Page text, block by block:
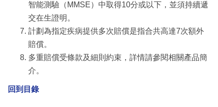
智能測驗（MMSE）中取得10分或以下，並須持續遞
交在生證明。
計劃為指定疾病提供多次賠償是指合共高達7次額外
賠償。
多重賠償受條款及細則約束，詳情請參閱相關產品簡
介。
回到目錄